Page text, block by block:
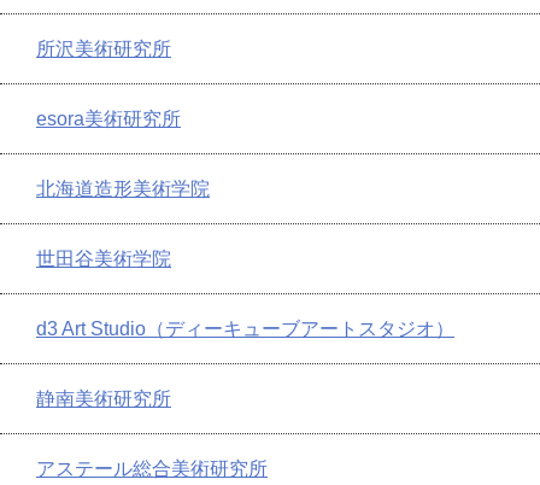
所沢美術研究所
esora美術研究所
北海道造形美術学院
世田谷美術学院
d3 Art Studio（ディーキューブアートスタジオ）
静南美術研究所
アステール総合美術研究所